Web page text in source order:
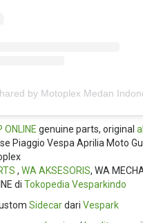
ONLINE genuine parts, original
Piaggio Vespa Aprilia Moto
, WA AKSESORIS, WA
di TokopediaVesparkindo
Sidecardari Vespark